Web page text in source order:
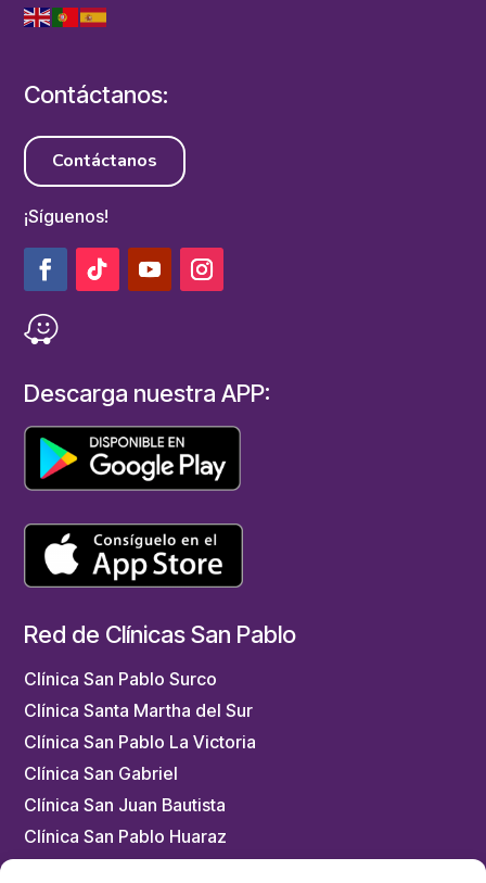
Contáctanos:
Contáctanos
¡Síguenos!
Descarga nuestra APP:
Red de Clínicas San Pablo
Clínica San Pablo Surco
Clínica Santa Martha del Sur
Clínica San Pablo La Victoria
Clínica San Gabriel
Clínica San Juan Bautista
Clínica San Pablo Huaraz